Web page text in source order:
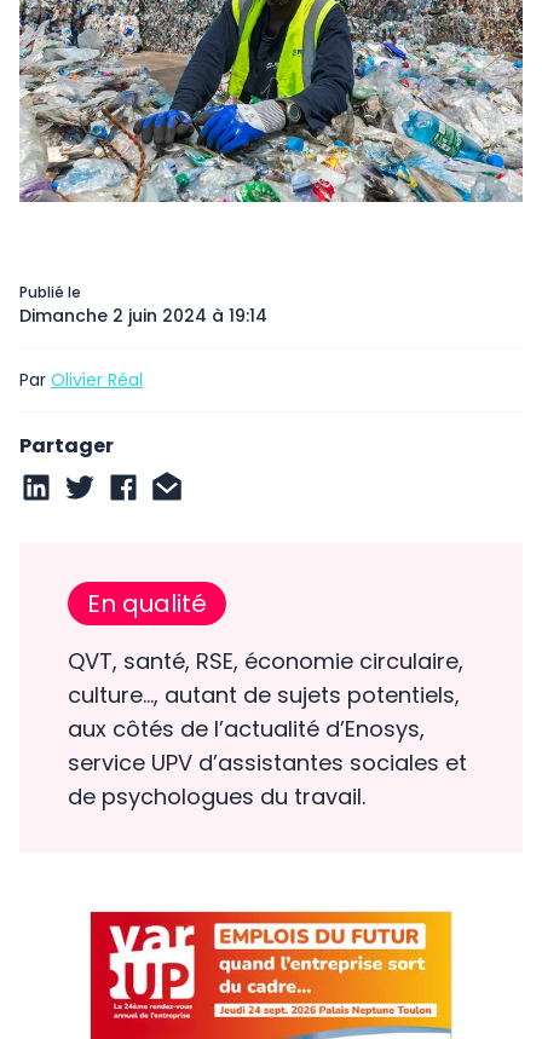
Publié le
Dimanche 2 juin 2024 à 19:14
Par Olivier Réal
Partager
En qualité
QVT, santé, RSE, économie circulaire,
culture…, autant de sujets potentiels,
aux côtés de l’actualité d’Enosys,
service UPV d’assistantes sociales et
de psychologues du travail.